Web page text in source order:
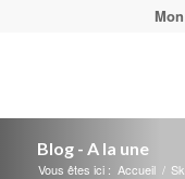
Blog - A la une
Vous êtes ici : Accueil /